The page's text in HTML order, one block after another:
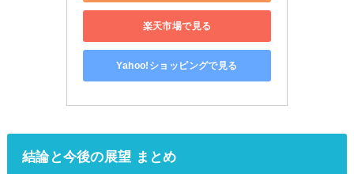
楽天市場で見る
Yahoo!ショッピングで見る
結論と今後の展望 まとめ